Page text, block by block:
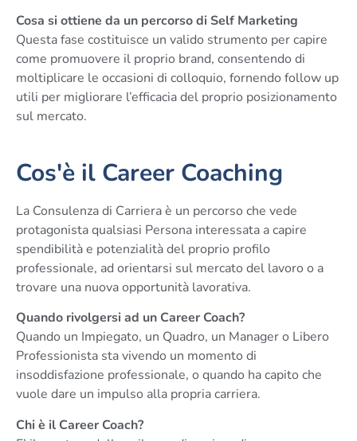
Cosa si ottiene da un percorso di Self Marketing
Questa fase costituisce un valido strumento per capire
come promuovere il proprio brand, consentendo di
moltiplicare le occasioni di colloquio, fornendo follow up
utili per migliorare l’efficacia del proprio posizionamento
sul mercato.
Cos'è il Career Coaching
La Consulenza di Carriera è un percorso che vede
protagonista qualsiasi Persona interessata a capire
spendibilità e potenzialità del proprio profilo
professionale, ad orientarsi sul mercato del lavoro o a
trovare una nuova opportunità lavorativa.
Quando rivolgersi ad un Career Coach?
Quando un Impiegato, un Quadro, un Manager o Libero
Professionista sta vivendo un momento di
insoddisfazione professionale, o quando ha capito che
vuole dare un impulso alla propria carriera.
Chi è il Career Coach?